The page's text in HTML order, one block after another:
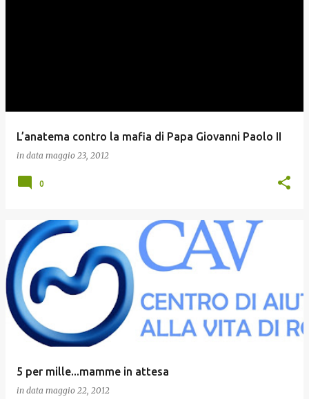
L’anatema contro la mafia di Papa Giovanni Paolo II
in data maggio 23, 2012
0
5 per mille...mamme in attesa
in data maggio 22, 2012